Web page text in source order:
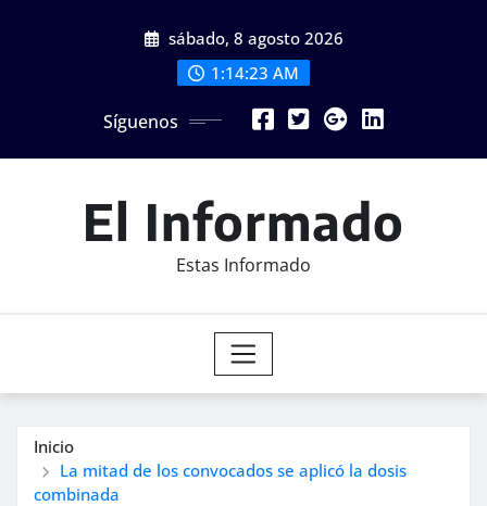
sábado, 8 agosto 2026
1:14:25 AM
Síguenos
El Informado
Estas Informado
Inicio
La mitad de los convocados se aplicó la dosis
combinada